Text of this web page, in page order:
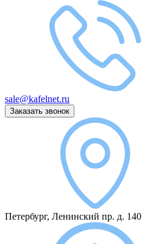
sale@kafelnet.ru
Заказать звонок
Петербург, Ленинский пр. д. 140